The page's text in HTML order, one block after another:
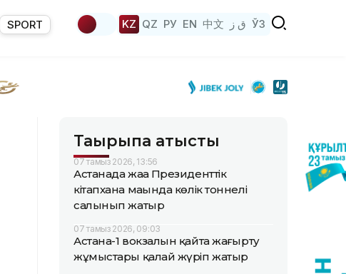
SPORT KZ QZ РУ EN 中文 ق ز ЎЗ
Тақырыпқа қатысты
07 тамыз 2026, 13:56
Астанада жаңа Президенттік
кітапхана маңында көлік тоннелі
салынып жатыр
07 тамыз 2026, 09:03
Астана-1 вокзалын қайта жаңғырту
жұмыстары қалай жүріп жатыр